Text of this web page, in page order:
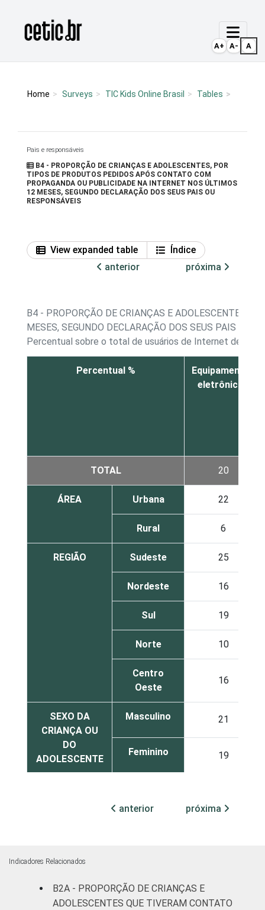
Página inicial
Home Surveys TIC Kids Online Brasil Tables
Pais e responsáveis
B4 - PROPORÇÃO DE CRIANÇAS E ADOLESCENTES, POR
TIPOS DE PRODUTOS PEDIDOS APÓS CONTATO COM
PROPAGANDA OU PUBLICIDADE NA INTERNET NOS ÚLTIMOS
12 MESES, SEGUNDO DECLARAÇÃO DOS SEUS PAIS OU
RESPONSÁVEIS
View expanded table
Índice
anterior
próxima
B4 - PROPORÇÃO DE CRIANÇAS E ADOLESCENTES,
MESES, SEGUNDO DECLARAÇÃO DOS SEUS PAIS OU
Percentual sobre o total de usuários de Internet de 9 a
Percentual %
Equipamentos
eletrônicos
TOTAL 20
ÁREA Urbana 22
Rural 6
REGIÃO Sudeste 25
Nordeste 16
Sul 19
Norte 10
Centro
Oeste
16
SEXO DA
CRIANÇA OU
DO
ADOLESCENTE
Masculino 21
Feminino 19
Médio ou
mais
anterior próxima
Indicadores Relacionados
B2A - PROPORÇÃO DE CRIANÇAS E
ADOLESCENTES QUE TIVERAM CONTATO
A+ A- A